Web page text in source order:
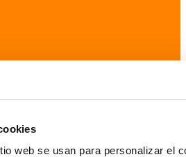
web se usan para personalizar el